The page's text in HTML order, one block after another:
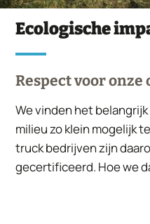
Ecologische
Respect voor onze
We vinden het
milieu zo klein mogelijk
truck bedrijven zijn
gecertificeerd. Hoe we